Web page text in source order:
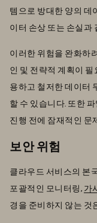
템으로 방대한 양의 데
이터 손상 또는 손실과
이러한 위험을 완화하
인 및 전략적 계획이
용하고 철저한 데이터
할 수 있습니다. 또한
진행 전에 잠재적인 문
보안 위험
클라우드 서비스의 본
포괄적인 모니터링, 가
경을 준비하지 않는 것